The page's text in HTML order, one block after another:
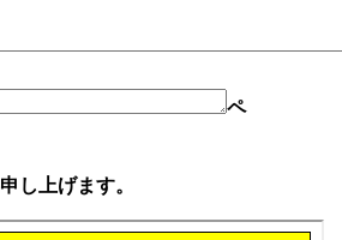
ペ
し上げます。